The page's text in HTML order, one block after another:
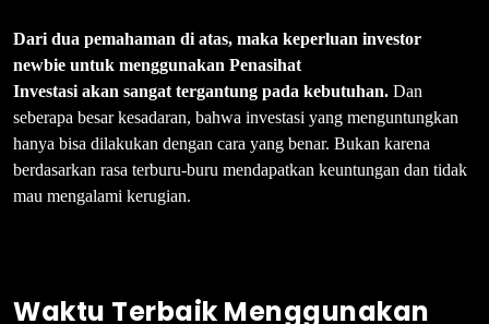
Dari dua pemahaman di atas, maka keperluan investor
newbie untuk menggunakan Penasihat
Investasi akan sangat tergantung pada kebutuhan. Dan
seberapa besar kesadaran, bahwa investasi yang menguntungkan
hanya bisa dilakukan dengan cara yang benar. Bukan karena
berdasarkan rasa terburu-buru mendapatkan keuntungan dan tidak
mau mengalami kerugian.
Waktu Terbaik Menggunakan